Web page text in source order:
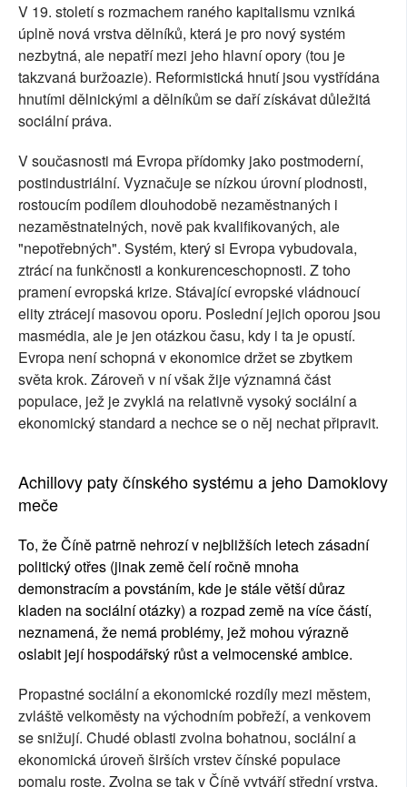
V 19. století s rozmachem raného kapitalismu vzniká
úplně nová vrstva dělníků, která je pro nový systém
nezbytná, ale nepatří mezi jeho hlavní opory (tou je
takzvaná buržoazie). Reformistická hnutí jsou vystřídána
hnutími dělnickými a dělníkům se daří získávat důležitá
sociální práva.
V současnosti má Evropa přídomky jako postmoderní,
postindustriální. Vyznačuje se nízkou úrovní plodnosti,
rostoucím podílem dlouhodobě nezaměstnaných i
nezaměstnatelných, nově pak kvalifikovaných, ale
"nepotřebných". Systém, který si Evropa vybudovala,
ztrácí na funkčnosti a konkurenceschopnosti. Z toho
pramení evropská krize. Stávající evropské vládnoucí
elity ztrácejí masovou oporu. Poslední jejich oporou jsou
masmédia, ale je jen otázkou času, kdy i ta je opustí.
Evropa není schopná v ekonomice držet se zbytkem
světa krok. Zároveň v ní však žije významná část
populace, jež je zvyklá na relativně vysoký sociální a
ekonomický standard a nechce se o něj nechat připravit.
Achillovy paty čínského systému a jeho Damoklovy
meče
To, že Číně patrně nehrozí v nejbližších letech zásadní
politický otřes (jinak země čelí ročně mnoha
demonstracím a povstáním, kde je stále větší důraz
kladen na sociální otázky) a rozpad země na více částí,
neznamená, že nemá problémy, jež mohou výrazně
oslabit její hospodářský růst a velmocenské ambice.
Propastné sociální a ekonomické rozdíly mezi městem,
zvláště velkoměsty na východním pobřeží, a venkovem
se snižují. Chudé oblasti zvolna bohatnou, sociální a
ekonomická úroveň širších vrstev čínské populace
pomalu roste. Zvolna se tak v Číně vytváří střední vrstva,